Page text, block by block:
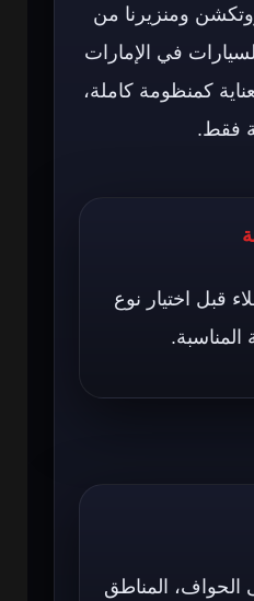
ومنزيرنا من
في الإمارات
كمنظومة كاملة،
فقط.
قبل اختيار نوع
المناسبة.
الحواف، المناطق